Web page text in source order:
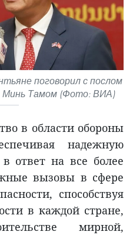
поговорил с послом
Минь Тамом (Фото: ВИА)
в области обороны
надежную
ответ на все более
вызовы в сфере
способствуя
в каждой стране,
мирной,